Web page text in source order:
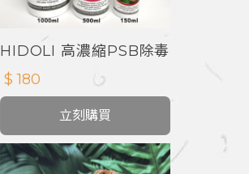
HIDOLI 高濃縮PSB除毒
硝化菌
$ 180
立刻購買